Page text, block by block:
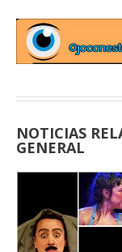
NOTICIAS
GENERAL